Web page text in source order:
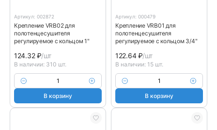
Артикул: 002872
Крепление VRB02 для
полотенцесушителя
регулируемое с кольцом 1"
124.32₽/шт
В наличии: 310 шт.
В корзину
Артикул: 000479
Крепление VRB01 для
полотенцесушителя
регулируемое с кольцом 3/4"
122.64₽/шт
В наличии: 15 шт.
В корзину